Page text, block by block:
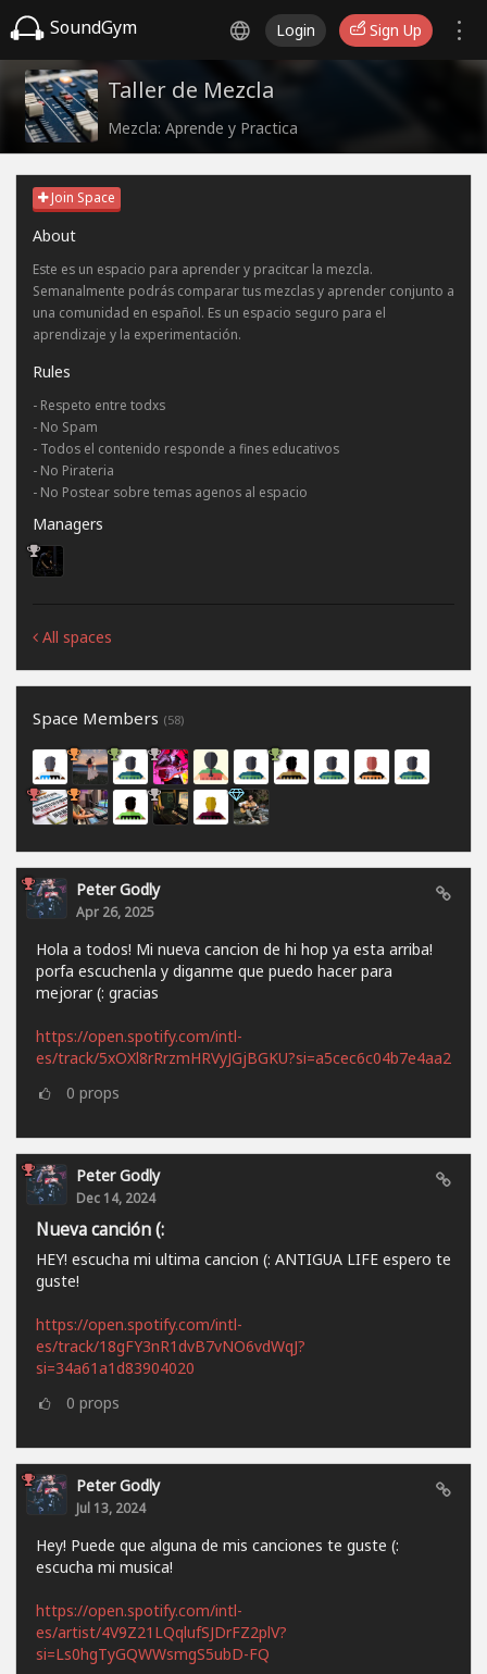
SoundGym Login Sign Up
Taller de Mezcla
Mezcla: Aprende y Practica
Join Space
About
Este es un espacio para aprender y pracitcar la mezcla.
Semanalmente podrás comparar tus mezclas y aprender conjunto a
una comunidad en español. Es un espacio seguro para el
aprendizaje y la experimentación.
Rules
- Respeto entre todxs
- No Spam
- Todos el contenido responde a fines educativos
- No Pirateria
- No Postear sobre temas agenos al espacio
Managers
All spaces
Space Members (58)
Peter Godly
Apr 26, 2025
Hola a todos! Mi nueva cancion de hi hop ya esta arriba!
porfa escuchenla y diganme que puedo hacer para
mejorar (: gracias
https://open.spotify.com/intl-
es/track/5xOXl8rRrzmHRVyJGjBGKU?si=a5cec6c04b7e4aa2
0 props
Peter Godly
Dec 14, 2024
Nueva canción (:
HEY! escucha mi ultima cancion (: ANTIGUA LIFE espero te
guste!
https://open.spotify.com/intl-
es/track/18gFY3nR1dvB7vNO6vdWqJ?
si=34a61a1d83904020
0 props
Peter Godly
Jul 13, 2024
Hey! Puede que alguna de mis canciones te guste (:
escucha mi musica!
https://open.spotify.com/intl-
es/artist/4V9Z21LQqlufSJDrFZ2plV?
si=Ls0hgTyGQWWsmgS5ubD-FQ